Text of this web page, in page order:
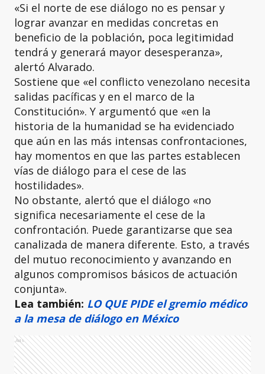
«Si el norte de ese diálogo no es pensar y
lograr avanzar en medidas concretas en
beneficio de la población, poca legitimidad
tendrá y generará mayor desesperanza»,
alertó Alvarado.
Sostiene que «el conflicto venezolano necesita
salidas pacíficas y en el marco de la
Constitución». Y argumentó que «en la
historia de la humanidad se ha evidenciado
que aún en las más intensas confrontaciones,
hay momentos en que las partes establecen
vías de diálogo para el cese de las
hostilidades».
No obstante, alertó que el diálogo «no
significa necesariamente el cese de la
confrontación. Puede garantizarse que sea
canalizada de manera diferente. Esto, a través
del mutuo reconocimiento y avanzando en
algunos compromisos básicos de actuación
conjunta».
Lea también: LO QUE PIDE el gremio médico
a la mesa de diálogo en México
Ads